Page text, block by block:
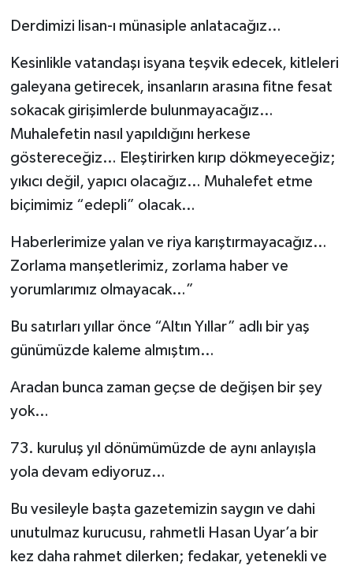
Derdimizi lisan-ı münasiple anlatacağız…
Kesinlikle vatandaşı isyana teşvik edecek, kitleleri
galeyana getirecek, insanların arasına fitne fesat
sokacak girişimlerde bulunmayacağız…
Muhalefetin nasıl yapıldığını herkese
göstereceğiz… Eleştirirken kırıp dökmeyeceğiz;
yıkıcı değil, yapıcı olacağız… Muhalefet etme
biçimimiz “edepli” olacak…
Haberlerimize yalan ve riya karıştırmayacağız…
Zorlama manşetlerimiz, zorlama haber ve
yorumlarımız olmayacak…”
Bu satırları yıllar önce “Altın Yıllar” adlı bir yaş
günümüzde kaleme almıştım…
Aradan bunca zaman geçse de değişen bir şey
yok…
73. kuruluş yıl dönümümüzde de aynı anlayışla
yola devam ediyoruz…
Bu vesileyle başta gazetemizin saygın ve dahi
unutulmaz kurucusu, rahmetli Hasan Uyar’a bir
kez daha rahmet dilerken; fedakar, yetenekli ve